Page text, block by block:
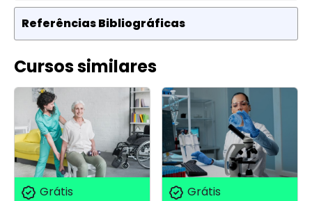
Referências Bibliográficas
Cursos similares
Grátis Grátis